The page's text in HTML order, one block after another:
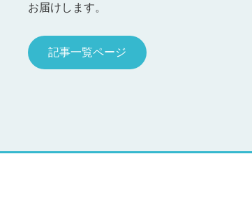
お届けします。
記事一覧ページ
横浜市総合防災訓練へ参加しました